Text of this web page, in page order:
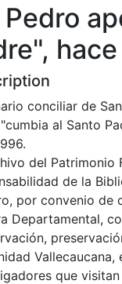
conciliar de
al Santo
del Patrimonio
de la
por convenio de
Departamental,
que